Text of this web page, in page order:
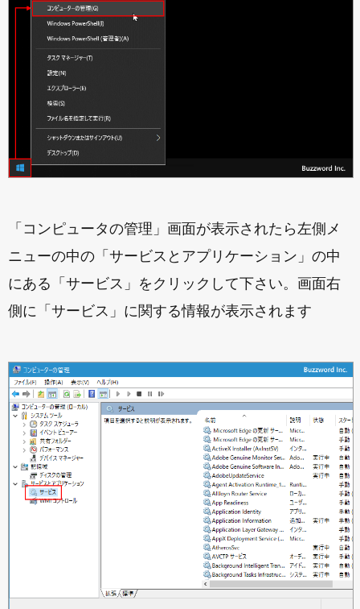
「コンピュータの管理」画面が表示されたら左側メ
ニューの中の「サービスとアプリケーション」の中
にある「サービス」をクリックして下さい。画面右
側に「サービス」に関する情報が表示されます